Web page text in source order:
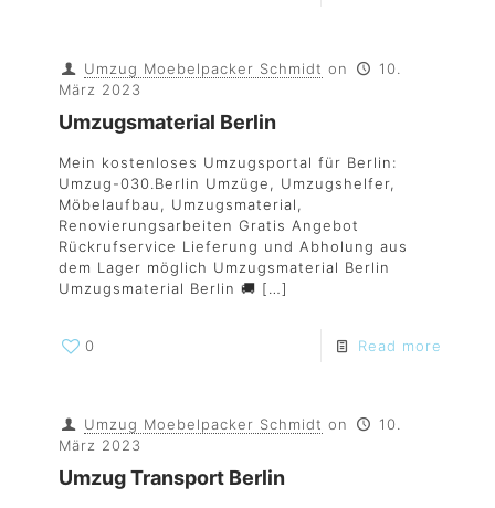
Umzug Moebelpacker Schmidt on
10.
März 2023
Umzugsmaterial Berlin
Mein kostenloses Umzugsportal für Berlin:
Umzug-030.Berlin Umzüge, Umzugshelfer,
Möbelaufbau, Umzugsmaterial,
Renovierungsarbeiten Gratis Angebot
Rückrufservice Lieferung und Abholung aus
dem Lager möglich Umzugsmaterial Berlin
Umzugsmaterial Berlin 🚚 […]
0 Read more
Umzug Moebelpacker Schmidt on
10.
März 2023
Umzug Transport Berlin